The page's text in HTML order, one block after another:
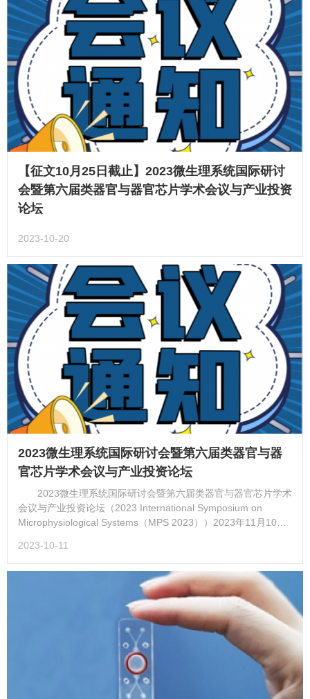
【征文10月25日截止】2023微生理系统国际研讨
会暨第六届类器官与器官芯片学术会议与产业投资
论坛
2023-10-20
2023微生理系统国际研讨会暨第六届类器官与器
官芯片学术会议与产业投资论坛
2023微生理系统国际研讨会暨第六届类器官与器官芯片学术
会议与产业投资论坛（2023 International Symposium on
Microphysiological Systems（MPS 2023））2023年11月10
来，微生理系统（如类器官、器...
2023-10-11